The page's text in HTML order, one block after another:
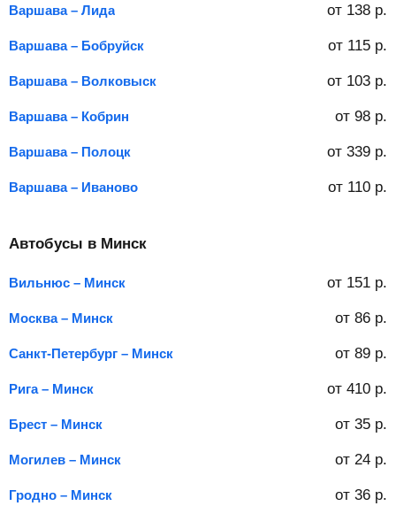
Варшава – Лида от 138 р.
Варшава – Бобруйск от 115 р.
Варшава – Волковыск от 103 р.
Варшава – Кобрин от 98 р.
Варшава – Полоцк от 339 р.
Варшава – Иваново от 110 р.
Автобусы в Минск
Вильнюс – Минск от 151 р.
Москва – Минск от 86 р.
Санкт-Петербург – Минск от 89 р.
Рига – Минск от 410 р.
Брест – Минск от 35 р.
Могилев – Минск от 24 р.
Гродно – Минск от 36 р.